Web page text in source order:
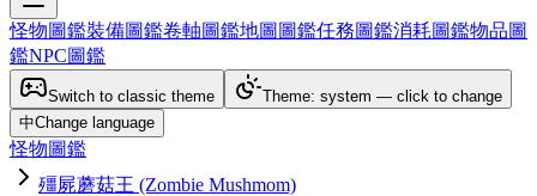
怪物圖鑑裝備圖鑑卷軸圖鑑地圖圖鑑任務圖鑑消耗圖鑑物品圖
鑑NPC圖鑑
Switch to classic theme
Theme: system — click to change
中Change language
怪物圖鑑
殭屍蘑菇王 (Zombie Mushmom)